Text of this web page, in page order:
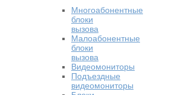
Многоабонентные
блоки
вызова
Малоабонентные
блоки
вызова
Видеомониторы
Подъездные
видеомониторы